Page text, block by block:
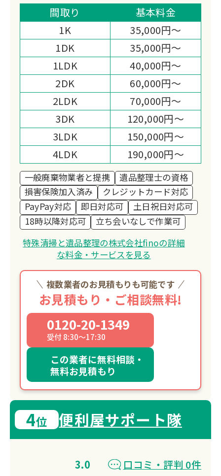
重しながら、ご遺族様に寄り添った丁寧
な作業を心がけています。
遺品整理から清掃まで、経験豊富なスタ
ッフが真心を込めて対応いたします。
間取り
基本料金
1K
35,000円～
1DK
35,000円～
1LDK
40,000円～
2DK
60,000円～
2LDK
70,000円～
3DK
120,000円～
3LDK
150,000円～
4LDK
190,000円～
一般廃棄物業者と提携
遺品整理士の資格
損害保険加入済み
クレジットカード対応
PayPay対応
即日対応可
土日祝日対応可
18時以降対応可
立ち会いなしで作業可
特殊清掃と遺品整理の株式会社finoの詳細
な料金・サービスを見る
複数業者のお見積もりも可能です
お見積もり・ご相談無料!
0120-20-1349
受付 8:30～17:30
この業者に無料相談・
無料お見積もり
4位 便利屋サポート隊
3.0
口コミ・評判 0件